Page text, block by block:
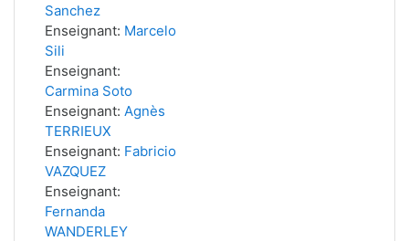
Sanchez
Enseignant: Marcelo
Sili
Enseignant:
Carmina Soto
Enseignant: Agnès
TERRIEUX
Enseignant: Fabricio
VAZQUEZ
Enseignant:
Fernanda
WANDERLEY